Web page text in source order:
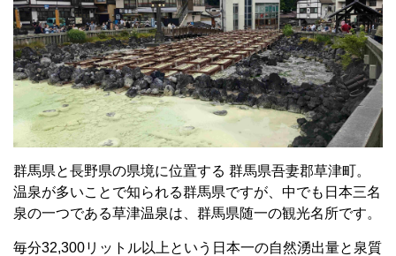
群馬県と長野県の県境に位置する 群馬県吾妻郡草津町。
温泉が多いことで知られる群馬県ですが、中でも日本三名
泉の一つである草津温泉は、群馬県随一の観光名所です。
毎分32,300リットル以上という日本一の自然湧出量と泉質